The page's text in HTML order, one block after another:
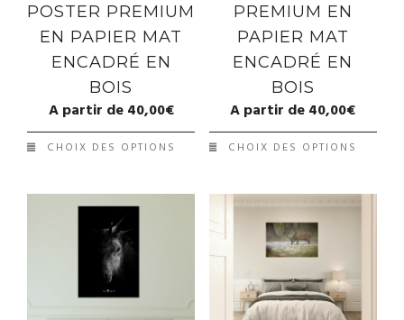
POSTER PREMIUM
EN PAPIER MAT
ENCADRÉ EN
BOIS
A partir de40,00€
CHOIX DES OPTIONS
PREMIUM EN
PAPIER MAT
ENCADRÉ EN
BOIS
A partir de40,00€
CHOIX DES OPTIONS